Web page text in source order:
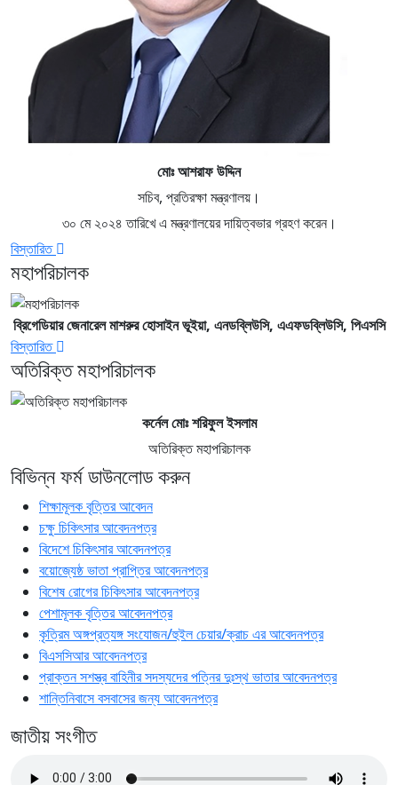
মোঃ আশরাফ উদ্দিন
সচিব, প্রতিরক্ষা মন্ত্রণালয়।
৩০ মে ২০২৪ তারিখে এ মন্ত্রণালয়ের দায়িত্বভার গ্রহণ করেন।
বিস্তারিত
মহাপরিচালক
ব্রিগেডিয়ার জেনারেল মাশরুর হোসাইন ভূইয়া, এনডব্লিউসি, এএফডব্লিউসি, পিএসসি
বিস্তারিত
অতিরিক্ত মহাপরিচালক
কর্নেল মোঃ শরিফুল ইসলাম
অতিরিক্ত মহাপরিচালক
বিভিন্ন ফর্ম ডাউনলোড করুন
শিক্ষামূলক বৃত্তির আবেদন
চক্ষু চিকিৎসার আবেদনপত্র
বিদেশে চিকিৎসার আবেদনপত্র
বয়োজ্যেষ্ঠ ভাতা প্রাপ্তির আবেদনপত্র
বিশেষ রোগের চিকিৎসার আবেদনপত্র
পেশামূলক বৃত্তির আবেদনপত্র
কৃত্রিম অঙ্গপ্রত্যঙ্গ সংযোজন/হুইল চেয়ার/ক্রাচ এর আবেদনপত্র
বিএসসিআর আবেদনপত্র
প্রাক্তন সশস্ত্র বাহিনীর সদস্যদের পত্নির দুঃস্থ ভাতার আবেদনপত্র
শান্তিনিবাসে বসবাসের জন্য আবেদনপত্র
জাতীয় সংগীত